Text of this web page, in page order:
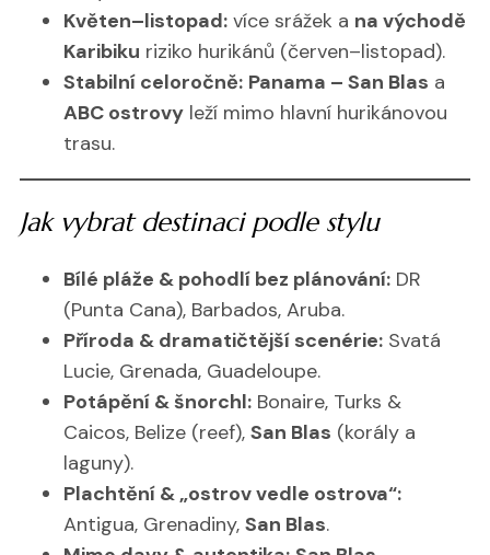
Květen–listopad: více srážek a na východě
Karibiku riziko hurikánů (červen–listopad).
Stabilní celoročně: Panama – San Blas a
ABC ostrovy leží mimo hlavní hurikánovou
trasu.
Jak vybrat destinaci podle stylu
Bílé pláže & pohodlí bez plánování: DR
(Punta Cana), Barbados, Aruba.
Příroda & dramatičtější scenérie: Svatá
Lucie, Grenada, Guadeloupe.
Potápění & šnorchl: Bonaire, Turks &
Caicos, Belize (reef), San Blas (korály a
laguny).
Plachtění & „ostrov vedle ostrova“:
Antigua, Grenadiny, San Blas.